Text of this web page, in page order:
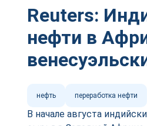
Reuters:
нефти в
нефть переработка нефти
В начале августа